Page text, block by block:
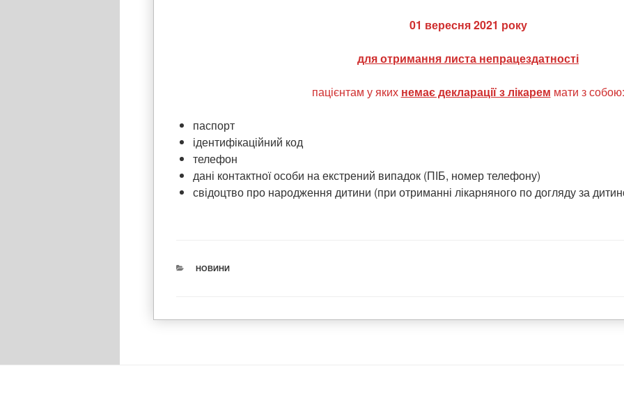
01 вересня 2021 року
для отримання листа непрацездатності
пацієнтам у яких немає декларації з лікарем мати з собою:
паспорт
ідентифікаційний код
телефон
дані контактної особи на екстрений випадок (ПІБ, номер телефону)
свідоцтво про народження дитини (при отриманні лікарняного по догляду за
КАТЕГОРІЇ
НОВИНИ